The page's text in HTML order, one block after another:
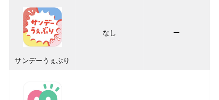
サンデーうぇぶり
なし ー